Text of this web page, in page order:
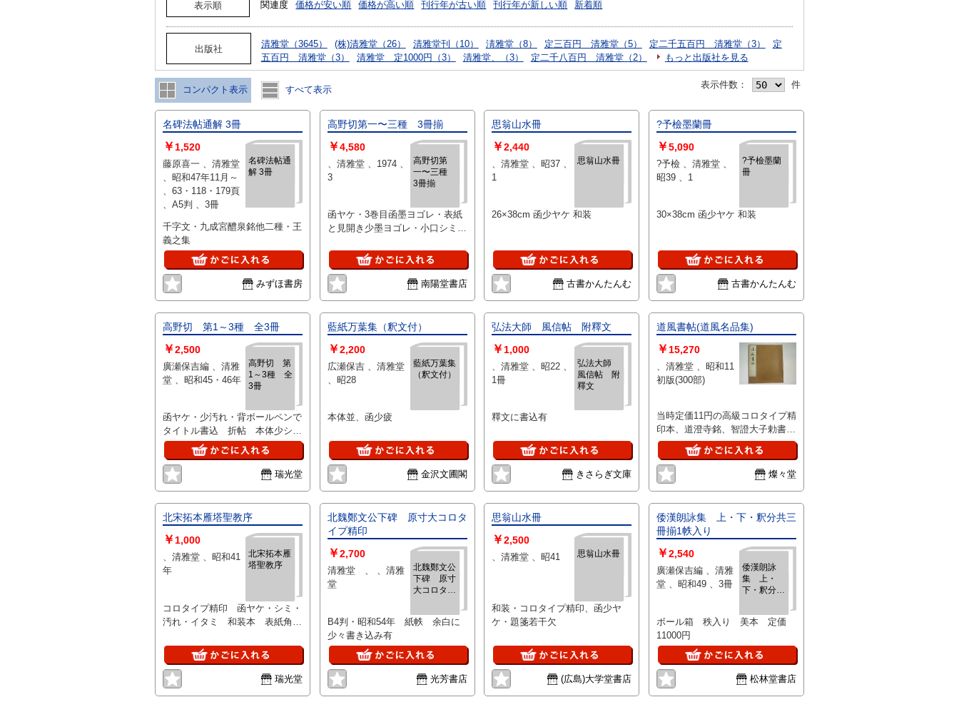
表示順 関連度 価格が安い順 価格が高い順 刊行年が古い順 刊行年が新しい順 新着順
出版社 清雅堂（3645） (株)清雅堂（26） 清雅堂刊（10） 淸雅堂（8） 定三百円 清雅堂（5） 定二千五百円 清雅堂（3）
定
五百円 清雅堂（3）
清雅堂 定1000円（3） 清雅堂、（3） 定二千八百円 清雅堂（2） もっと出版社を見る
コンパクト表示 すべて表示 表示件数： 件
名碑法帖通解 3冊
名碑法帖通
解 3冊
￥ 1,520
藤原喜一 、清雅堂
、昭和47年11月～
、63・118・179頁
、A5判 、3冊
千字文・九成宮醴泉銘他二種・王
義之集
みずほ書房
高野切第一〜三種 3冊揃
高野切第
一〜三種
3冊揃
￥4,580
、清雅堂 、1974 、
3
函ヤケ・3巻目函墨ヨゴレ・表紙
と見開き少墨ヨゴレ・小口シミ・
南陽堂書店
思翁山水冊
思翁山水冊
￥2,440
、清雅堂 、昭37 、
1
26×38cm 函少ヤケ 和装
古書かんたんむ
?予檢墨蘭冊
?予檢墨蘭
冊
￥5,090
?予檢 、清雅堂 、
昭39 、1
30×38cm 函少ヤケ 和装
古書かんたんむ
高野切 第1～3種 全3冊
高野切 第
1～3種 全
3冊
￥2,500
廣瀬保吉編 、清雅
堂 、昭和45・46年
函ヤケ・少汚れ・背ボールペンで
タイトル書込 折帖 本体少シ
ミ 釈文付（第1種汚れ・線引
き）
瑞光堂
藍紙万葉集（釈文付）
藍紙万葉集
（釈文付）
￥2,200
広瀬保吉 、清雅堂
、昭28
本体並、函少疲
金沢文圃閣
弘法大師 風信帖 附釋文
弘法大師
風信帖 附
釋文
￥ 1,000
、清雅堂 、昭22 、
1冊
釋文に書込有
きさらぎ文庫
道風書帖(道風名品集)
￥ 15,270
、清雅堂 、昭和11
初版(300部)
当時定価11円の高級コロタイプ精
印本、道澄寺銘、智證大子勅書、
屏風上代、玉泉帖ほか6種収録、
小シミありも目立つ問題なく良好
です。
燦々堂
北宋拓本雁塔聖教序
北宋拓本雁
塔聖教序
￥ 1,000
、清雅堂 、昭和41
年
コロタイプ精印 函ヤケ・シミ・
汚れ・イタミ 和装本 表紙角折
色
瑞光堂
北魏鄭文公下碑 原寸大コロタ
イプ精印
北魏鄭文公
下碑 原寸
大コロタイ
￥2,700
清雅堂 、 、清雅
堂
B4判・昭和54年 紙帙 余白に
少々書き込み有
光芳書店
思翁山水冊
思翁山水冊
￥2,500
、清雅堂 、昭41
和装・コロタイプ精印、函少ヤ
ケ・題箋若干欠
(広島)大学堂書店
倭漢朗詠集 上・下・釈分共三
冊揃1帙入り
倭漢朗詠
集 上・
下・釈分共
入り
￥2,540
廣瀬保吉編 、清雅
堂 、昭和49 、3冊
ボール箱 秩入り 美本 定価
11000円
松林堂書店